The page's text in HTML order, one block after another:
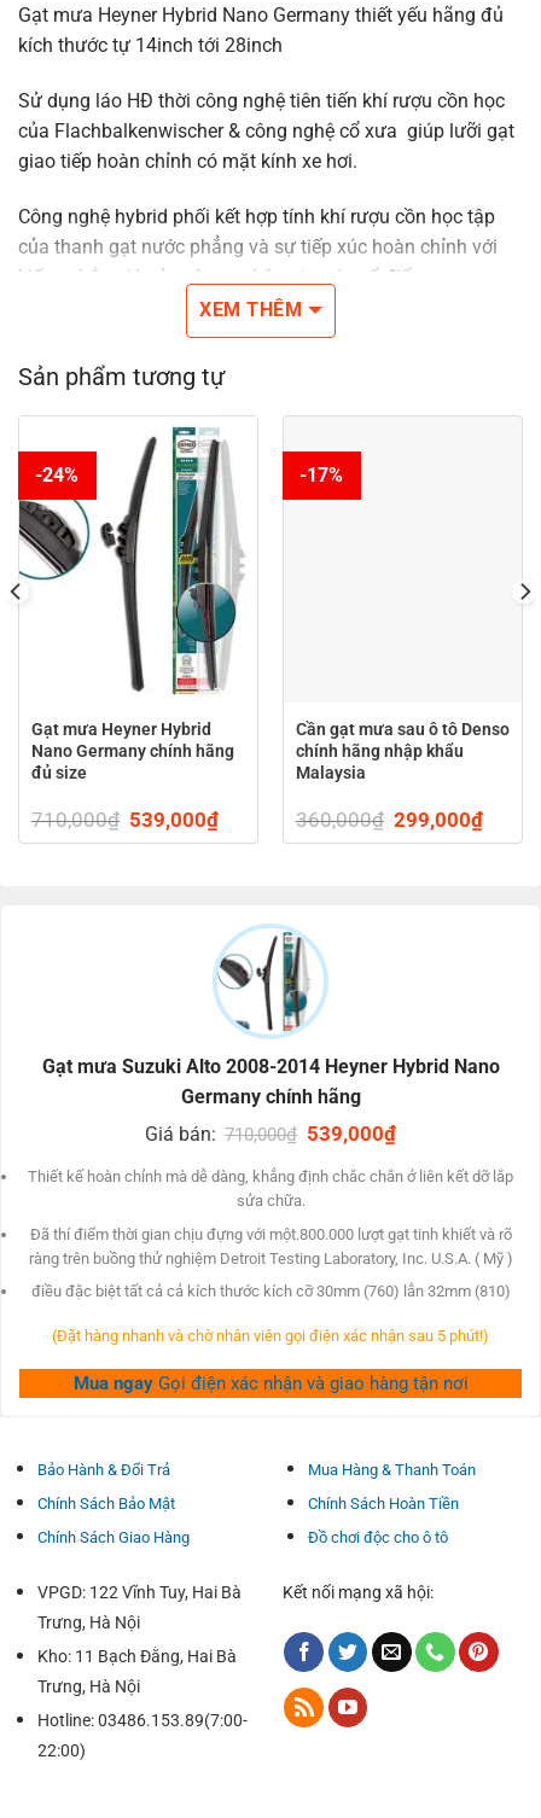
Gạt mưa Heyner Hybrid Nano Germany thiết yếu hãng đủ
kích thước tự 14inch tới 28inch
Sử dụng láo HĐ thời công nghệ tiên tiến khí rượu cồn học
của Flachbalkenwischer & công nghệ cổ xưa giúp lưỡi gạt
giao tiếp hoàn chỉnh có mặt kính xe hơi.
Công nghệ hybrid phối kết hợp tính khí rượu cồn học tập
của thanh gạt nước phẳng và sự tiếp xúc hoàn chỉnh với
kiếng chắn gió của công nghệ gạt nước cổ điển.
ĐẶC ĐIỂM NỐT BẬT CỦA GẠT MƯA SUZUKI
Hiệu khẩu phần lau Gia Công – bằng cách kết hợp nhị
Thích vừa lòng đến phần lớn các mẫu xe nhờ vào ngàm
phổ biến cho tất cả các cỗ điều phù hợp.
Kết quả gạt tinh khiết tuyệt hảo trong cả làm việc vận tốc
cao dựa vào khí hễ học tập hoàn hảo bằng phương pháp
dùng cánh lướt gió.
có HOOK ONE nắp đến đế HYBRID.
Cũng tương thích mang lại ngày đông – qua lớp vỏ vật liệu
nhựa chống thấm lớp nước
Hiệu khẩu phần lau của cao su đặc đc đánh giá là lâu bền
nước Hoa Kỳ.
Cao su bóp thậm chí là còn dẻo và bền lâu hơn nhờ lớp tủ
ƯU ĐIỂM
Gạt êm cả khi quý vị lái xe làm việc tốc độ cao, lực gió rất
to gan lớn mật.
Lau tinh khiết khi lái xe sống vận tốc cao tốt trời mưa có rất
nhiều gió mạnh bạo.
Công nghệ Aerodynamic giúp đề nghị gạt không xẩy ra nảy
XEM THÊM
Sản phẩm tương tự
-24%
Gạt mưa Heyner Hybrid
Nano Germany chính hãng
đủ size
710,000₫ Original
price
539,000₫Current
price
-17%
Cần gạt mưa sau ô tô Denso
chính hãng nhập khẩu
Malaysia
360,000₫ Original
price
299,000₫
price
Gạt mưa Suzuki Alto 2008-2014 Heyner Hybrid Nano
Germany chính hãng
Giá bán: 710,000₫ Original
was:
539,000₫Current
is:
Thiết kế hoàn chỉnh mà dễ dàng, khẳng định chắc chắn ở liên kết dỡ lắp
sửa chữa.
Đã thí điểm thời gian chịu đựng với một.800.000 lượt gạt tinh khiết và rõ
ràng trên buồng thử nghiệm Detroit Testing Laboratory, Inc. U.S.A. ( Mỹ )
điều đặc biệt tất cả cả kích thước kích cỡ 30mm (760) lẫn 32mm (810)
(Đặt hàng nhanh và chờ nhân viên gọi điện xác nhận sau 5 phút!)
Mua ngay Gọi điện xác nhận và giao hàng tận nơi
Bảo Hành & Đổi Trả
Chính Sách Bảo Mật
Chính Sách Giao Hàng
Mua Hàng & Thanh Toán
Chính Sách Hoàn Tiền
Đồ chơi độc cho ô tô
VPGD: 122 Vĩnh Tuy, Hai Bà
Trưng, Hà Nội
Kho: 11 Bạch Đằng, Hai Bà
Trưng, Hà Nội
Hotline: 03486.153.89(7:00-
22:00)
Kết nối mạng xã hội: